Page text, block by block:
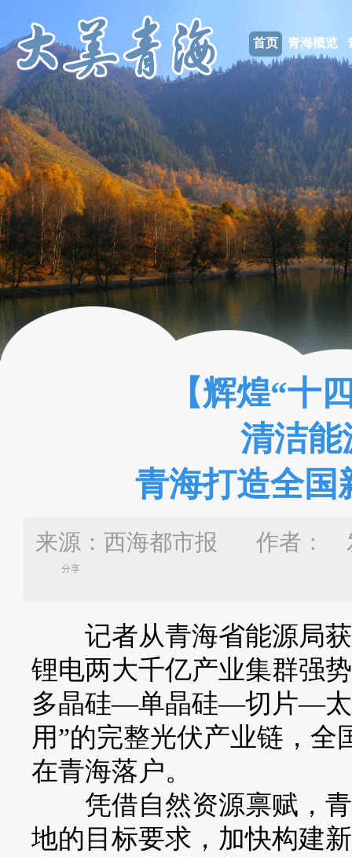
首页 青海概览
【辉煌“十
清洁能
青海打造全国
来源：西海都市报 作者：
分享
记者从青海省能源局获
锂电两大千亿产业集群强
多晶硅—单晶硅—切片—
用”的完整光伏产业链，
在青海落户。
凭借自然资源禀赋，青
地的目标要求，加快构建